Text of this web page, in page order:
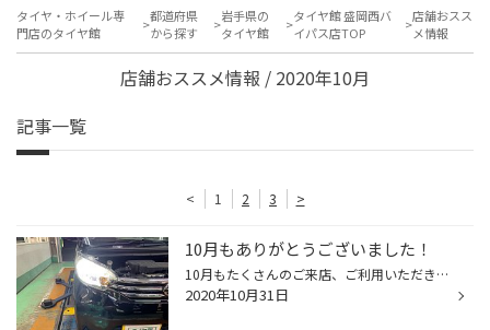
タイヤ・ホイール専
門店のタイヤ館
都道府県
から探す
岩手県の
タイヤ館
タイヤ館 盛岡西バ
イパス店TOP
店舗おスス
メ情報
店舗おススメ情報 / 2020年10月
記事一覧
< 1 2 3 >
10月もありがとうございました！
10月もたくさんのご来店、ご利用いただきまして ありがとうございました！ 寒くなってきている中、用品類やタイヤ関係など 今月もいろいろとご紹介させていただきました！ ありがとうございました！ 次は11月！ 来月はタイヤ交換に関する話題がメインに なるかと思いますが、お得な情報を 配信して...
2020年10月31日